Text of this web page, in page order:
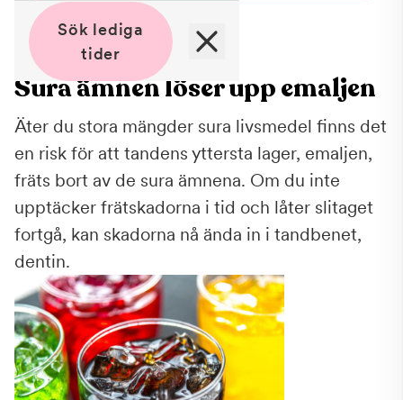
Sök lediga
tider
Sura ämnen löser upp emaljen
Äter du stora mängder sura livsmedel finns det
en risk för att tandens yttersta lager, emaljen,
fräts bort av de sura ämnena. Om du inte
upptäcker frätskadorna i tid och låter slitaget
fortgå, kan skadorna nå ända in i tandbenet,
dentin.